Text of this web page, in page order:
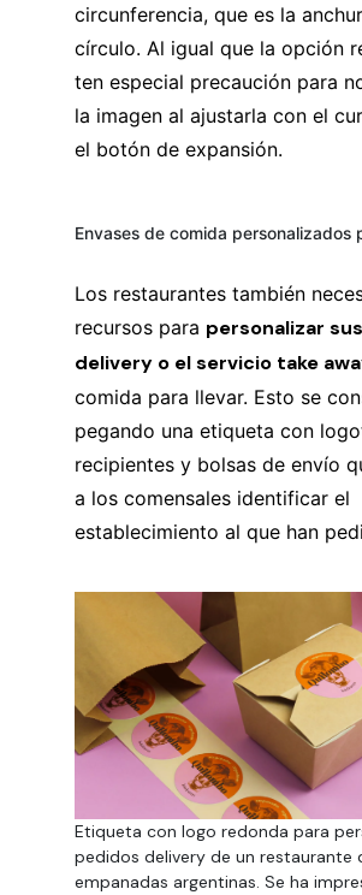
circunferencia, que es la
círculo. Al igual que la opción
ten especial precaución para
la imagen al ajustarla con el
el botón de expansión.
Envases de comida personalizados
Los restaurantes también
recursos para personalizar
delivery o el servicio take
comida para llevar. Esto se
pegando una etiqueta con
recipientes y bolsas de envío
a los comensales identificar el
establecimiento al que han
Etiqueta con logo redonda para
pedidos delivery de un restaurante
empanadas argentinas. Se ha